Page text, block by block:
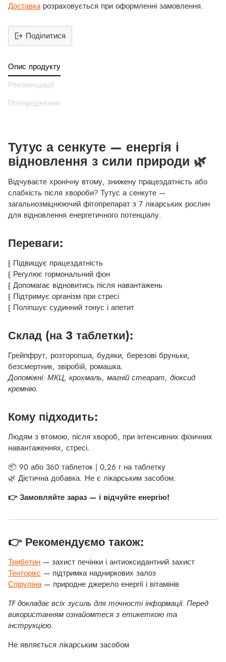
Доставкарозраховується при оформленні замовлення.
Поділитися
продукт
до
вашего
Опис продукту
Рекомендації
Попередження
Тутус а сенкуте — енергія і
відновлення з сили природи 🌿
Відчуваєте хронічну втому, знижену працездатність або
слабкість після хвороби? Тутус а сенкуте —
загальнозміцнюючий фітопрепарат з 7 лікарських рослин
для відновлення енергетичного потенціалу.
Переваги:
⁅ Підвищує працездатність
⁅ Регулює гормональний фон
⁅ Допомагає відновитись після навантажень
⁅ Підтримує організм при стресі
⁅ Поліпшує судинний тонус і апетит
Склад (на 3 таблетки):
Грейпфрут, розторопша, будяки, березові бруньки,
безсмертник, звіробій, ромашка.
Допоміжні: МКЦ, крохмаль, магній стеарат, діоксид
кремнію.
Кому підходить:
Людям з втомою, після хвороб, при інтенсивних фізичних
навантаженнях, стресі.
📦 90 або 360 таблеток | 0,26 г на таблетку
🌿 Дієтична добавка. Не є лікарським засобом.
👉 Замовляйте зараз — і відчуйте енергію!
👉 Рекомендуємо також:
Трибетин — захист печінки і антиоксидантний захист
Тенторікс — підтримка надниркових залоз
Спіруліна— природне джерело енергії і вітамінів
TF докладає всіх зусиль для точності інформації. Перед
використанням ознайомтеся з етикеткою та
інструкцією.
Не являється лікарським засобом